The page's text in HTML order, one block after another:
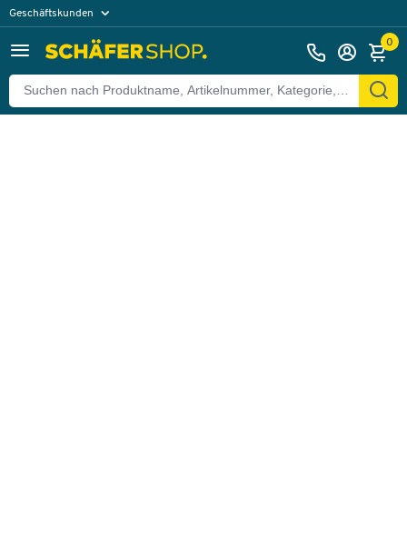
Geschäftskunden
0
Zurück